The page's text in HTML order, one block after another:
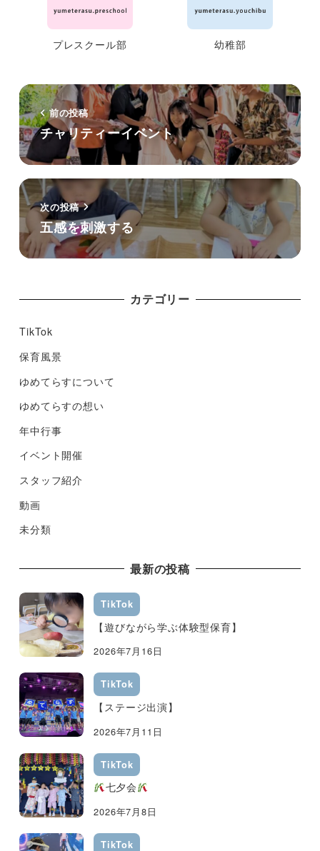
プレスクール部 幼稚部
前の投稿
チャリティーイベント
次の投稿
五感を刺激する
カテゴリー
TikTok
保育風景
ゆめてらすについて
ゆめてらすの想い
年中行事
イベント開催
スタッフ紹介
動画
未分類
最新の投稿
TikTok
【遊びながら学ぶ体験型保育】
2026年7月16日
TikTok
【ステージ出演】
2026年7月11日
TikTok
七夕会
2026年7月8日
TikTok